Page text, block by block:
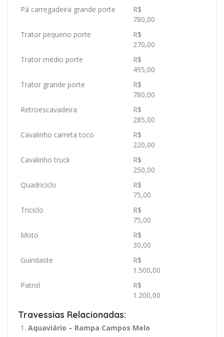
Pá carregadeira grande porte
R$
780,00
Trator pequeno porte
R$
270,00
Trator médio porte
R$
495,00
Trator grande porte
R$
780,00
Retroescavadeira
R$
285,00
Cavalinho carreta toco
R$
220,00
Cavalinho truck
R$
250,00
Quadriciclo
R$
75,00
Triciclo
R$
75,00
Moto
R$
30,00
Guindaste
R$
1.500,00
Patrol
R$
1.200,00
Travessias Relacionadas:
Aquaviário – Rampa Campos Melo